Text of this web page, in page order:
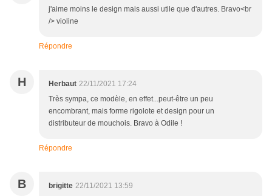
j'aime moins le design mais aussi utile que d'autres. Bravo<br
/> violine
Répondre
H Herbaut 22/11/2021 17:24
Très sympa, ce modèle, en effet...peut-être un peu
encombrant, mais forme rigolote et design pour un
distributeur de mouchois. Bravo à Odile !
Répondre
B brigitte 22/11/2021 13:59